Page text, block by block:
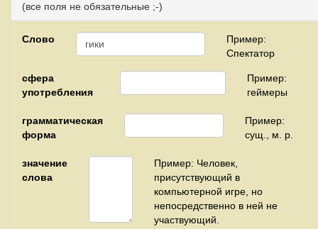
(все поля не обязательные ;-)
Слово
Пример:
Спектатор
сфера
употребления
Пример:
геймеры
грамматическая
форма
Пример:
сущ., м. р.
значение
слова
Пример: Человек,
присутствующий в
компьютерной игре, но
непосредственно в ней не
участвующий.